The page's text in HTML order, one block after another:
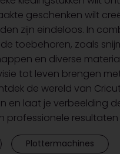
geschenken wilt
zijn eindeloos. In
toebehoren, zoals
en diverse
tot leven brengen
de wereld van
en laat je verbeelding
professionele resultaten
Plottermachines